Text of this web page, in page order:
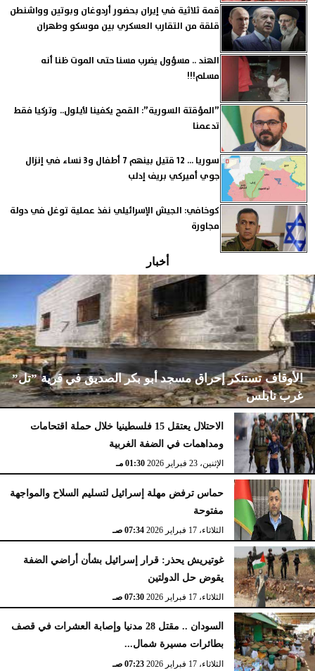
قمة ثلاثية في إيران بحضور أردوغان وبوتين وواشنطن
قلقة من التقارب العسكري بين موسكو وطهران
الهند .. مسؤول يضرب مسنا حتى الموت ظنا أنه
مسلم!!!
”المؤقتة السورية”: القمح يكفينا لأيلول.. وتركيا فقط
تدعمنا
سوريا ... 12 قتيل بينهم 7 أطفال و3 نساء في إنزال
جوي أميركي بريف إدلب
كوخافي: الجيش الإسرائيلي نفذ عملية توغل في دولة
مجاورة
أخبار
الأوقاف تستنكر إحراق مسجد أبو بكر الصديق في قرية ”تل”
غرب نابلس
الإثنين، 23 فبراير 2026 02:15 مـ
الاحتلال يعتقل 15 فلسطينيا خلال حملة اقتحامات
ومداهمات في الضفة الغربية
الإثنين، 23 فبراير 2026 01:30 مـ
حماس ترفض مهلة إسرائيل لتسليم السلاح والمواجهة
مفتوحة
الثلاثاء، 17 فبراير 2026 07:34 صـ
غوتيريش يحذر: قرار إسرائيل بشأن أراضي الضفة
يقوض حل الدولتين
الثلاثاء، 17 فبراير 2026 07:30 صـ
السودان .. مقتل 28 مدنيا وإصابة العشرات في قصف
بطائرات مسيرة شمال...
الثلاثاء، 17 فبراير 2026 07:23 صـ